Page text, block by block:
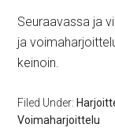
Seuraavassa ja
ja
keinoin.
Filed Under:
Voimaharjoittelu